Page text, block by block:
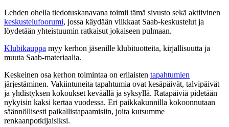
Lehden ohella tiedotuskanavana toimii tämä sivusto sekä aktiivinen
keskustelufoorumi, jossa käydään vilkkaat Saab-keskustelut ja
löydetään yhteistuumin ratkaisut jokaiseen pulmaan.
Klubikauppa myy kerhon jäsenille klubituotteita, kirjallisuutta ja
muuta Saab-materiaalia.
Keskeinen osa kerhon toimintaa on erilaisten tapahtumien
järjestäminen. Vakiintuneita tapahtumia ovat kesäpäivät, talvipäivät
ja yhdistyksen kokoukset keväällä ja syksyllä. Ratapäiviä pidetään
nykyisin kaksi kertaa vuodessa. Eri paikkakunnilla kokoonnutaan
säännöllisesti paikallistapaamisiin, joita kutsumme
renkaanpotkijaisiksi.